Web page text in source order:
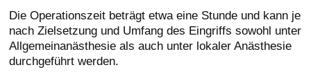
Die Operationszeit beträgt etwa eine Stunde und kann je
nach Zielsetzung und Umfang des Eingriffs sowohl unter
Allgemeinanästhesie als auch unter lokaler Anästhesie
durchgeführt werden.